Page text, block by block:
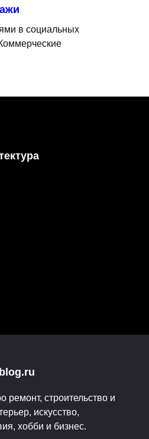
в социальных
ремонт, строительство и
искусство,
хобби и бизнес.